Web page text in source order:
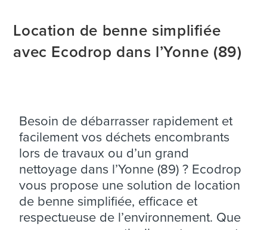
Location de benne simplifiée
avec Ecodrop dans l’Yonne (89)
Besoin de débarrasser rapidement et
facilement vos déchets encombrants
lors de travaux ou d’un grand
nettoyage dans l’Yonne (89) ? Ecodrop
vous propose une solution de location
de benne simplifiée, efficace et
respectueuse de l’environnement. Que